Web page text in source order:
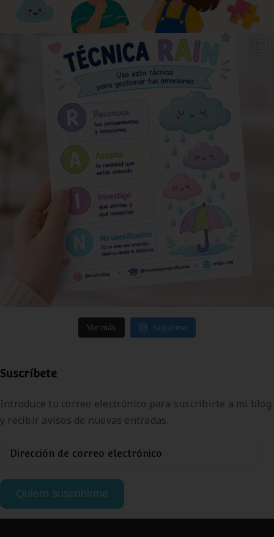
Ver más Sígueme
Suscríbete
Introduce tu correo electrónico para suscribirte a mi blog
y recibir avisos de nuevas entradas.
Dirección
correo
electrónico
Quiero suscribirme